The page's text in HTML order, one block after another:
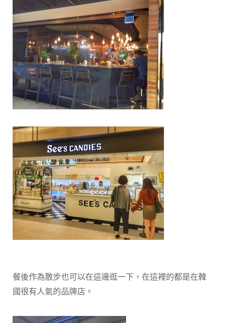
餐後作為散步也可以在這邊逛一下，在這裡的都是在韓
國很有人氣的品牌店。